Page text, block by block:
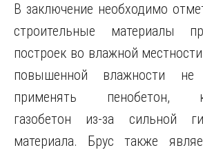
В заключение необходимо
строительные материалы
построек во влажной
повышенной влажности не
применять пенобетон,
газобетон из-за сильной
материала. Брус также